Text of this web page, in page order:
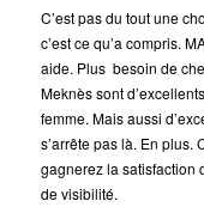
C’est pas du tout une
c’est ce qu’a compris.
aide. Plus besoin de
Meknès sont
femme. Mais aussi
s’arrête pas là. En plus.
gagnerez la satisfaction
de visibilité.